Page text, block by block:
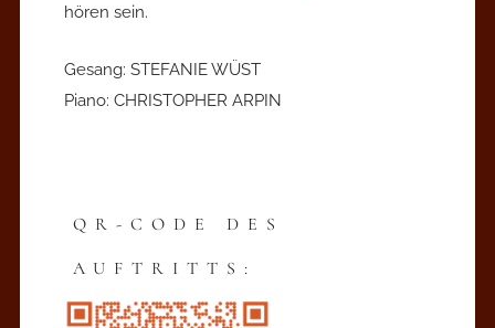
hören sein.
Gesang: STEFANIE WÜST
Piano: CHRISTOPHER ARPIN
QR-CODE DES
AUFTRITTS: